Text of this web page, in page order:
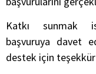
Katkı sunmak
başvuruya davet
destek için